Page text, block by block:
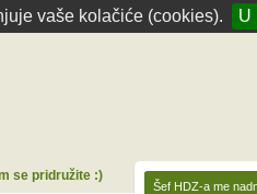
vaše kolačiće (cookies). U
se pridružite :)
Šef HDZ-a me